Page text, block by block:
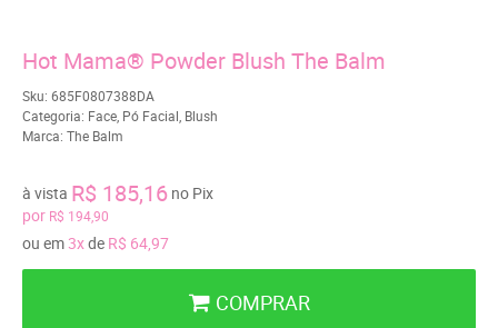
Hot Mama® Powder Blush The Balm
Sku: 685F0807388DA
Categoria: Face Pó Facial Blush
Marca: The Balm
por R$ 194,90
à vista R$ 185,16 no Pix
ou em3xde R$ 64,97
COMPRAR